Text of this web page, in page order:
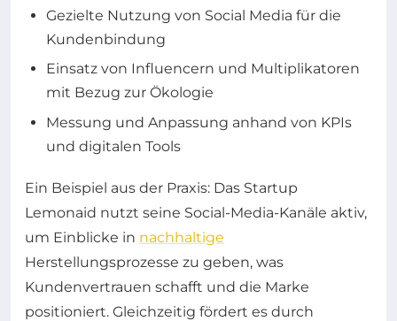
Gezielte Nutzung von Social Media für die
Kundenbindung
Einsatz von Influencern und Multiplikatoren
mit Bezug zur Ökologie
Messung und Anpassung anhand von KPIs
und digitalen Tools
Ein Beispiel aus der Praxis: Das Startup
Lemonaid nutzt seine Social-Media-Kanäle aktiv,
um Einblicke in nachhaltige
Herstellungsprozesse zu geben, was
Kundenvertrauen schafft und die Marke
positioniert. Gleichzeitig fördert es durch